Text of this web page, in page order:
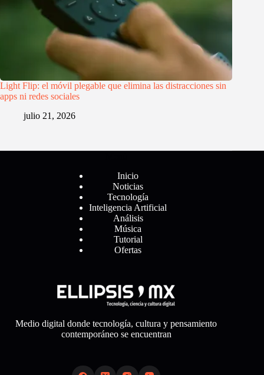
Light Flip: el móvil plegable que elimina las distracciones sin
apps ni redes sociales
julio 21, 2026
Inicio
Noticias
Tecnología
Inteligencia Artificial
Análisis
Música
Tutorial
Ofertas
Medio digital donde tecnología, cultura y pensamiento
contemporáneo se encuentran